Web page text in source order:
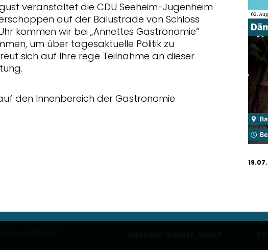
veranstaltet die CDU Seeheim-Jugenheim
auf der Balustrade von Schloss
kommen wir bei „Annettes Gastronomie“
um über tagesaktuelle Politik zu
sich auf Ihre rege Teilnahme an dieser
den Innenbereich der Gastronomie